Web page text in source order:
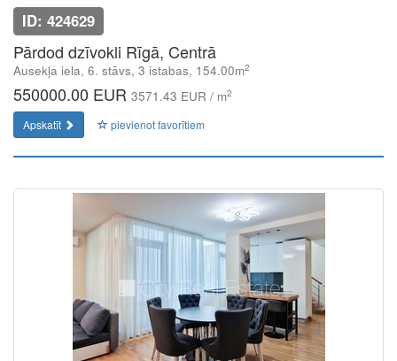
ID: 424629
Pārdod dzīvokli Rīgā, Centrā
Ausekļa iela, 6. stāvs, 3 istabas, 154.00m2
550000.00 EUR 3571.43 EUR / m2
Apskatīt pievienot favorītiem